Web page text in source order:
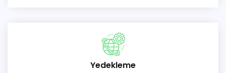
Yedekleme